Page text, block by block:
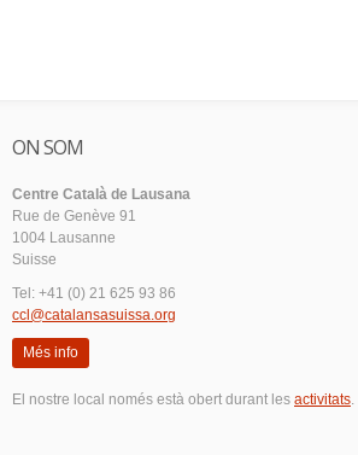
ON SOM
Centre Català de Lausana
Rue de Genève 91
1004 Lausanne
Suisse
Tel: +41 (0) 21 625 93 86
ccl@catalansasuissa.org
Més info
El nostre local només està obert durant les activitats.